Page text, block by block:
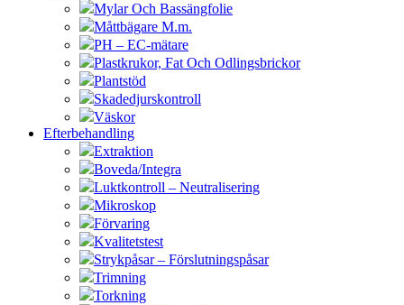
Mylar Och Bassängfolie
Måttbägare M.m.
PH – EC-mätare
Plastkrukor, Fat Och Odlingsbrickor
Plantstöd
Skadedjurskontroll
Väskor
Efterbehandling
Extraktion
Boveda/Integra
Luktkontroll – Neutralisering
Mikroskop
Förvaring
Kvalitetstest
Strykpåsar – Förslutningspåsar
Trimning
Torkning